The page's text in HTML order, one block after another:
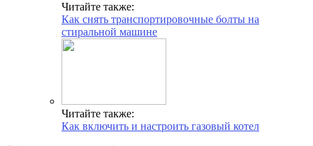
Читайте также:
Как снять транспортировочные болты на
стиральной машине
Читайте также:
Как включить и настроить газовый котел